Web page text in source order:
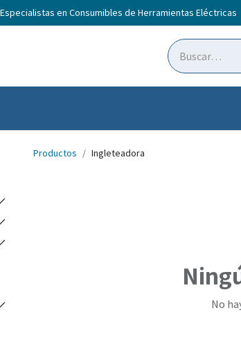
en Consumibles de Herramientas
Productos Ingleteadora
No